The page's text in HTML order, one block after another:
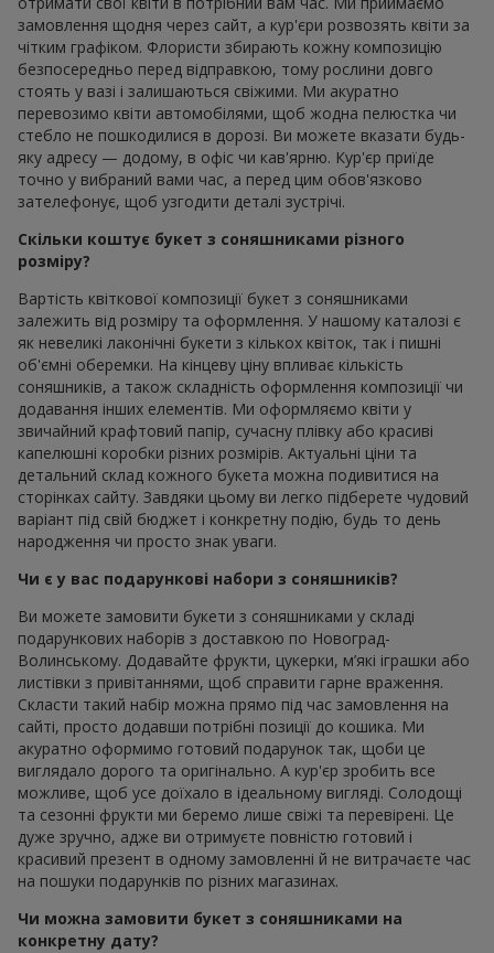
замовлення щодня через сайт, а кур'єри розвозять квіти за
чітким графіком. Флористи збирають кожну композицію
безпосередньо перед відправкою, тому рослини довго
стоять у вазі і залишаються свіжими. Ми акуратно
перевозимо квіти автомобілями, щоб жодна пелюстка чи
стебло не пошкодилися в дорозі. Ви можете вказати будь-
яку адресу — додому, в офіс чи кав'ярню. Кур'єр приїде
точно у вибраний вами час, а перед цим обов'язково
зателефонує, щоб узгодити деталі зустрічі.
Скільки коштує букет з соняшниками різного
розміру?
Вартість квіткової композиції букет з соняшниками
залежить від розміру та оформлення. У нашому каталозі є
як невеликі лаконічні букети з кількох квіток, так і пишні
об'ємні оберемки. На кінцеву ціну впливає кількість
соняшників, а також складність оформлення композиції чи
додавання інших елементів. Ми оформляємо квіти у
звичайний крафтовий папір, сучасну плівку або красиві
капелюшні коробки різних розмірів. Актуальні ціни та
детальний склад кожного букета можна подивитися на
сторінках сайту. Завдяки цьому ви легко підберете чудовий
варіант під свій бюджет і конкретну подію, будь то день
народження чи просто знак уваги.
Чи є у вас подарункові набори з соняшників?
Ви можете замовити букети з соняшниками у складі
подарункових наборів з доставкою по Новоград-
Волинському. Додавайте фрукти, цукерки, м’які іграшки або
листівки з привітаннями, щоб справити гарне враження.
Скласти такий набір можна прямо під час замовлення на
сайті, просто додавши потрібні позиції до кошика. Ми
акуратно оформимо готовий подарунок так, щоби це
виглядало дорого та оригінально. А кур'єр зробить все
можливе, щоб усе доїхало в ідеальному вигляді. Солодощі
та сезонні фрукти ми беремо лише свіжі та перевірені. Це
дуже зручно, адже ви отримуєте повністю готовий і
красивий презент в одному замовленні й не витрачаєте час
на пошуки подарунків по різних магазинах.
Чи можна замовити букет з соняшниками на
конкретну дату?